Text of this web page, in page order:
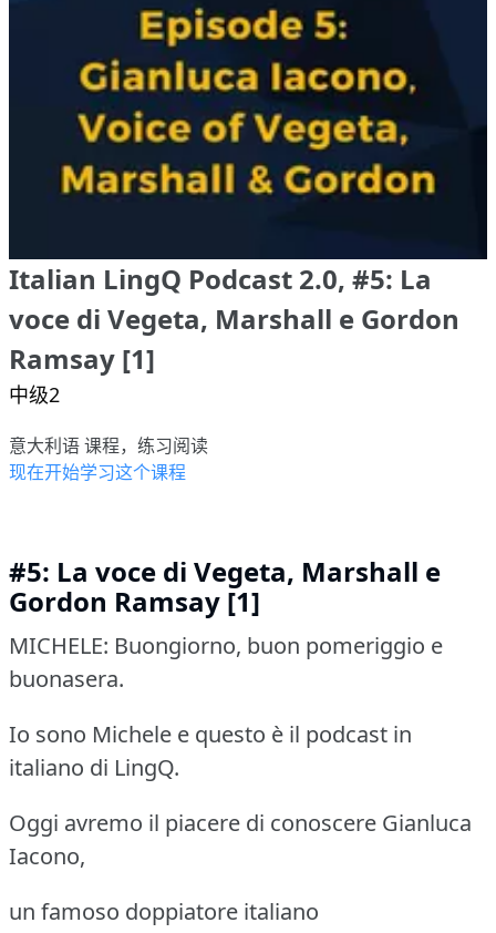
Italian LingQ Podcast 2.0, #5: La
voce di Vegeta, Marshall e Gordon
Ramsay [1]
中级2
意大利语 课程，练习阅读
现在开始学习这个课程
#5: La voce di Vegeta, Marshall e
Gordon Ramsay [1]
MICHELE: Buongiorno, buon pomeriggio e
buonasera.
Io sono Michele e questo è il podcast in
italiano di LingQ.
Oggi avremo il piacere di conoscere Gianluca
Iacono,
un famoso doppiatore italiano